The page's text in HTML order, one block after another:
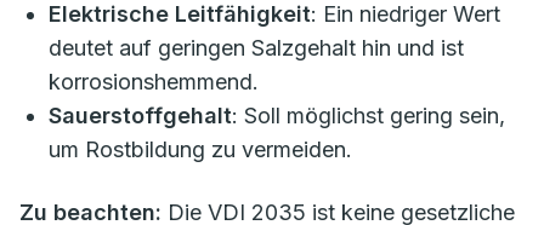
Elektrische Leitfähigkeit: Ein niedriger Wert
deutet auf geringen Salzgehalt hin und ist
korrosionshemmend.
Sauerstoffgehalt: Soll möglichst gering sein,
um Rostbildung zu vermeiden.
Zu beachten: Die VDI 2035 ist keine gesetzliche